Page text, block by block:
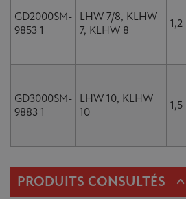
GD2000SM-
9853 1
LHW 7/8, KLHW
7, KLHW 8
1,2
GD3000SM-
9883 1
LHW 10, KLHW
10
1,5
PRODUITS CONSULTÉS ^